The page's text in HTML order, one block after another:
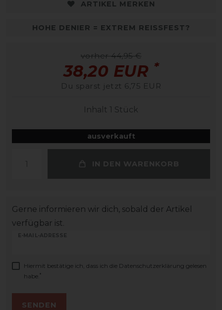
ARTIKEL MERKEN
HOHE DENIER = EXTREM REISSFEST?
vorher 44,95 €
38,20 EUR *
Du sparst jetzt 6,75 EUR
Inhalt 1 Stück
ausverkauft
IN DEN WARENKORB
Gerne informieren wir dich, sobald der Artikel
verfügbar ist.
E-MAIL-ADRESSE
Hiermit bestätige ich, dass ich die Daten­schutz­erklärung gelesen
habe. *
SENDEN